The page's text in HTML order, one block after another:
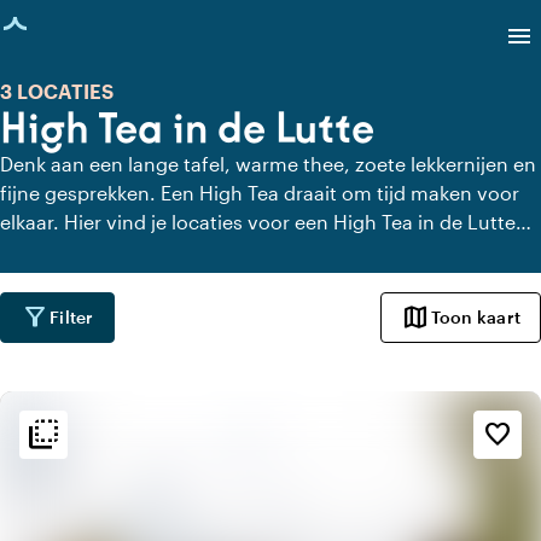
geladen
menu
High Tea in de Lutte
3 LOCATIES
Denk aan een lange tafel, warme thee, zoete lekkernijen en
fijne gesprekken. Een High Tea draait om tijd maken voor
elkaar. Hier vind je locaties voor een High Tea in de Lutte
heel lekker eten. Even geen haast, alleen aandacht voor
elkaar en de lekkernijen.
filter_alt Filter map Toon kaart
flip_to_back favorite_border
flip_to_back Sfeer en esthetiek
home
Huiselijk